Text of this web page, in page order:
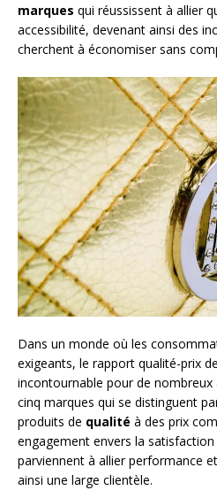
marques qui réussissent à allier
accessibilité, devenant ainsi des
cherchent à économiser sans
Dans un monde où les
exigeants, le rapport qualité-prix
incontournable pour de nombreux
cinq marques qui se distinguent
produits de qualité à des prix
engagement envers la
parviennent à allier performance
ainsi une large clientèle.